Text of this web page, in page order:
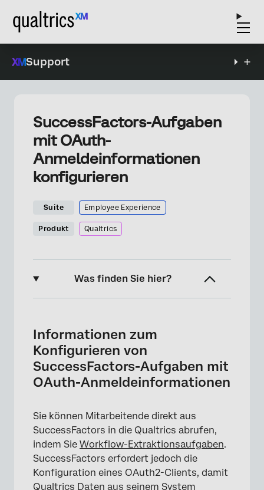
Support
SuccessFactors-Aufgaben
mit OAuth-
Anmeldeinformationen
konfigurieren
Suite Employee Experience
Produkt Qualtrics
Was finden Sie hier?
Anmeldeinformationen
Schritt 1: X.509-Zertifikat anlegen
Schritt 2: Registrieren einer OAuth2-Client-
Schritt 3: Konfigurieren des SuccessFactors
Benutzerkontos in der Qualtrics-Aufgabe
Aktualisieren von SuccessFactors-
Fehlerbehebung bei
Informationen zum
Konfigurieren von
SuccessFactors-Aufgaben mit
OAuth-Anmeldeinformationen
Sie können Mitarbeitende direkt aus
SuccessFactors in die Qualtrics abrufen,
indem Sie Workflow-Extraktionsaufgaben.
SuccessFactors erfordert jedoch die
Konfiguration eines OAuth2-Clients, damit
Qualtrics Daten aus seinem System